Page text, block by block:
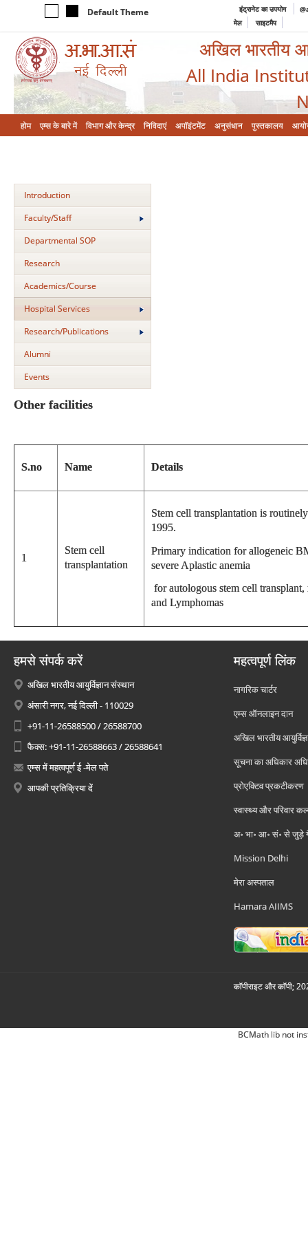
Default Theme इंट्रानेट का उपयोग
मेल
साइटमैप
अखिल भारतीय
All India
होम एम्‍स के बारे में विभाग और केन्‍द्र निविदाएं अपॉइंटमेंट अनुसंधान पुस्तकालय
Introduction
Faculty/Staff
Departmental SOP
Research
Academics/Course
Hospital Services
Research/Publications
Alumni
Events
Other facilities
S.no Name Details
1
Stem cell
transplantation
Stem cell transplantation is
1995.
Primary indication for allogeneic
severe Aplastic anemia
for autologous stem cell
and Lymphomas
हमसे संपर्क करें
अखिल भारतीय आयुर्विज्ञान संस्थान
अंसारी नगर, नई दिल्ली - 110029
+91-11-26588500 / 26588700
फैक्स: +91-11-26588663 / 26588641
एम्स में महत्वपूर्ण ई -मेल पते
आपकी प्रतिक्रिया दें
महत्वपूर्ण लिंक
नागरिक चार्टर
एम्स ऑनलाइन दान
अखिल भारतीय
सूचना का अधिकार
प्रोएक्टिव प्रकटीकरण
स्वास्थ्य और परिवार
अ॰ भा॰ आ॰ सं॰ से जुड़े
Mission Delhi
मेरा अस्पताल
Hamara AIIMS
कॉपीराइट और कॉपी;
BCMath lib not